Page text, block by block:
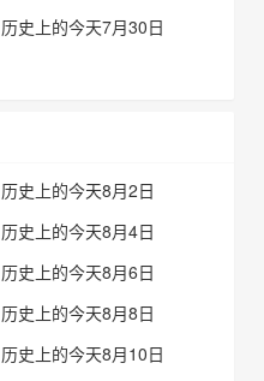
历史上的今天7月30日
历史上的今天8月2日
历史上的今天8月4日
历史上的今天8月6日
历史上的今天8月8日
历史上的今天8月10日